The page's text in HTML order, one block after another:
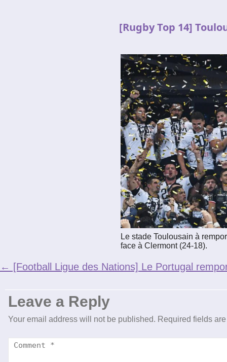
Tutos
Organisation
Contact
[Rugby Top 14]
Le stade Toulousain à
face à Clermont (24-18).
← [Football Ligue des Nations] Le Portugal
Leave a Reply
Your email address will not be published. Required fields